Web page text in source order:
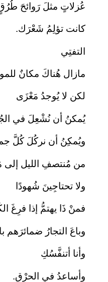
عُزلاتٍ مثلَ رَوائحَ
كانت تؤلِمُ شَعْرَك.
التفتِي
مازال هُناكَ مكانٌ
لكن لا يُوجدُ مَعْزَى
يُمكنُ أن نُشْعِلَ في
ويُمكِنُ أن نركُلَ كُلَّ
من مُنتصفِ الليل
ولا تحتاجِينَ شُهودًا
فمنْ ذَا يهتمُّ إذا فرِغَ
وباعَ التجارُ ضمائرَهم
وأنا أتنفَّسُكِ
وأساعدُ في الحرْق.